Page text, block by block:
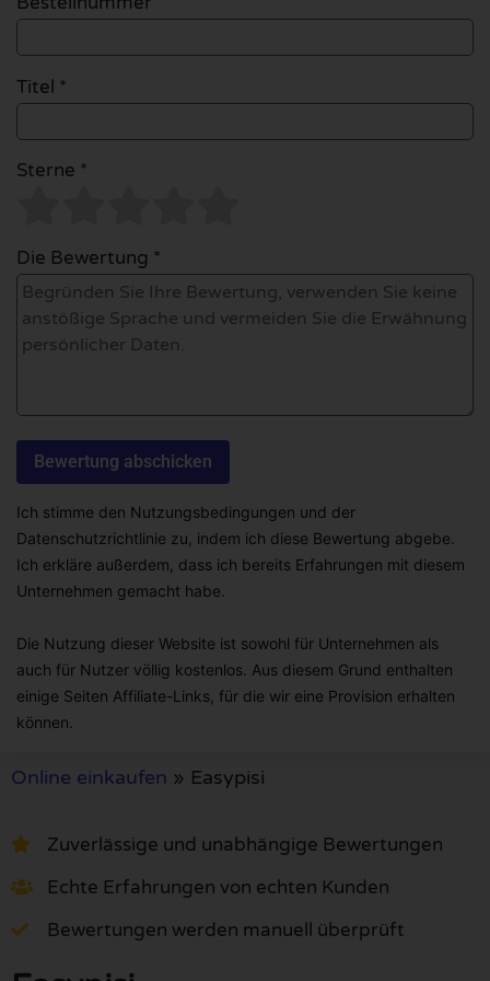
Titel *
Sterne *
Die Bewertung *
Ich stimme den Nutzungsbedingungen und der
Datenschutzrichtlinie zu, indem ich diese Bewertung abgebe.
Ich erkläre außerdem, dass ich bereits Erfahrungen mit diesem
Unternehmen gemacht habe.
Die Nutzung dieser Website ist sowohl für Unternehmen als
auch für Nutzer völlig kostenlos. Aus diesem Grund enthalten
einige Seiten Affiliate-Links, für die wir eine Provision erhalten
können.
Online einkaufen » Easypisi
Zuverlässige und unabhängige Bewertungen
Echte Erfahrungen von echten Kunden
Bewertungen werden manuell überprüft